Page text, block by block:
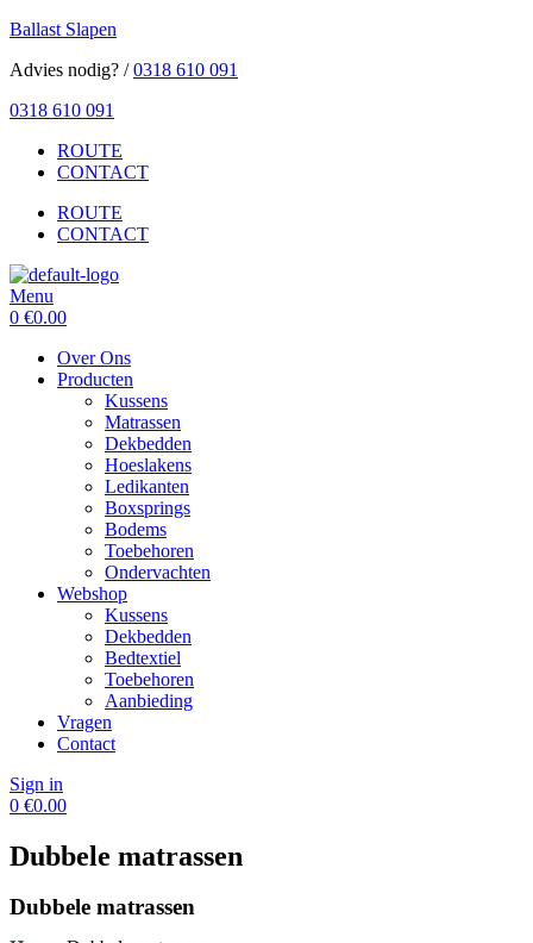
Ballast Slapen
Advies nodig? /0318 610 091
0318 610 091
ROUTE
CONTACT
ROUTE
CONTACT
Menu
0 €0.00
Over Ons
Producten
Kussens
Matrassen
Dekbedden
Hoeslakens
Ledikanten
Boxsprings
Bodems
Toebehoren
Ondervachten
Webshop
Kussens
Dekbedden
Bedtextiel
Toebehoren
Aanbieding
Vragen
Contact
Sign in
0 €0.00
Dubbele matrassen
Dubbele matrassen